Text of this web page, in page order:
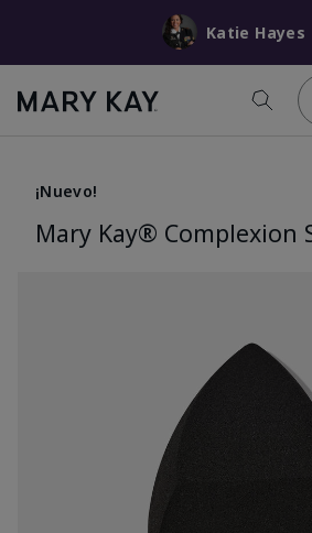
Katie Hayes
¡Nuevo!
Mary Kay® Complexion